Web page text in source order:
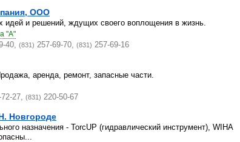
ООО
идей и решений, ждущих своего воплощения в жизнь.
"А"
40, (831) 257-69-70, (831) 257-69-16
аренда, ремонт, запасные части.
27, (831) 220-50-67
Новгороде
назначения - TorcUP (гидравлический инструмент), WIHA